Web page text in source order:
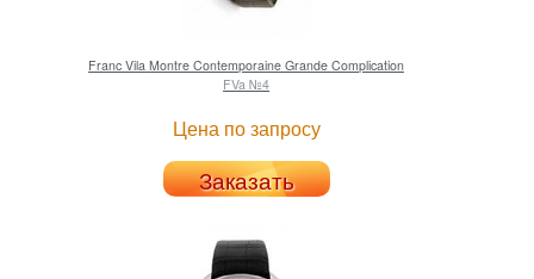
Franc Vila Montre Contemporaine Grande Complication
FVa №4
Цена по запросу
Заказать